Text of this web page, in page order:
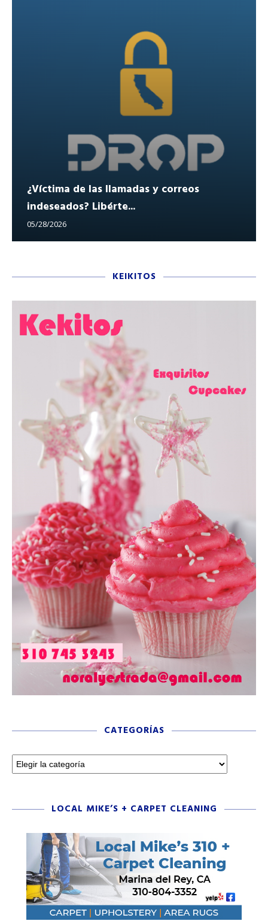
¿Víctima de las llamadas y correos
indeseados? Libérte...
05/28/2026
KEIKITOS
CATEGORÍAS
LOCAL MIKE’S + CARPET CLEANING